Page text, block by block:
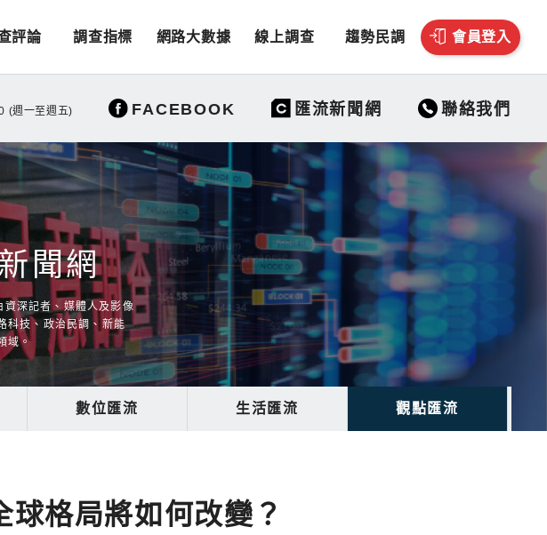
評論 調查指標 網路大數據 線上調查 趨勢民調 會員登入
(週一至週五) FACEBOOK 匯流新聞網 聯絡我們
聞網
深記者、媒體人及影像
科技、政治民調、新能
域。
數位匯流 生活匯流 觀點匯流
球格局將如何改變？